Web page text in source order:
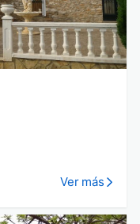
Ver más